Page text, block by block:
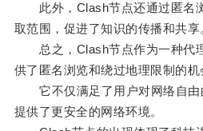
此外，Clash节点还通过匿名
取范围，促进了知识的传播和共享
总之，Clash节点作为一种代
供了匿名浏览和绕过地理限制的机
它不仅满足了用户对网络自由
提供了更安全的网络环境。